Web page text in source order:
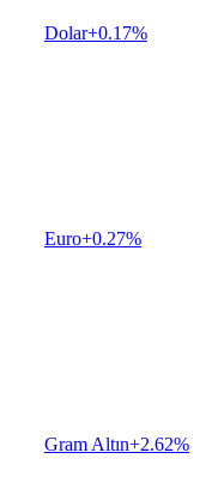
Dolar+0.17%
Euro+0.27%
Gram Altın+2.62%